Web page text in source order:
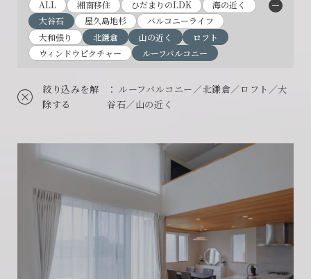
ALL 湘南移住 ひだまりのLDK
海の近く
大谷石
屋久島地杉
バルコニーライフ
大和張り
北鎌倉 山の近く
ロフト
ウィンドウピクチャー
ルーフバルコニー
絞り込みを解
除する
： ルーフバルコニー／北鎌倉／ロフト／大
谷石／山の近く